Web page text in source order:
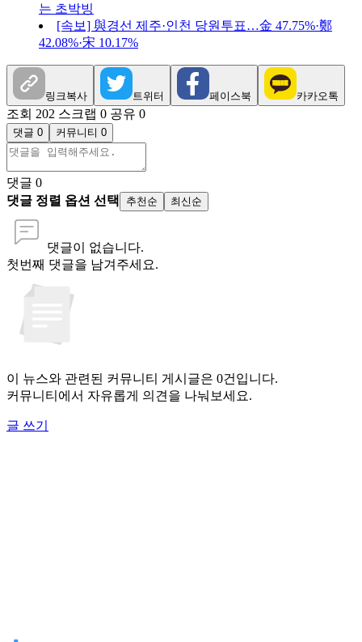
는 초박빙
[속보] 與경선 제주·인천 당원투표…金 47.75%·鄭
42.08%·宋 10.17%
링크복사 트위터 페이스북 카카오톡
조회 202 스크랩 0 공유 0
댓글 0 커뮤니티 0
댓글 0
댓글 정렬 옵션 선택
추천순 최신순
댓글이 없습니다.
첫번째 댓글을 남겨주세요.
이 뉴스와 관련된 커뮤니티 게시글은 0건입니다.
커뮤니티에서 자유롭게 의견을 나눠보세요.
글 쓰기